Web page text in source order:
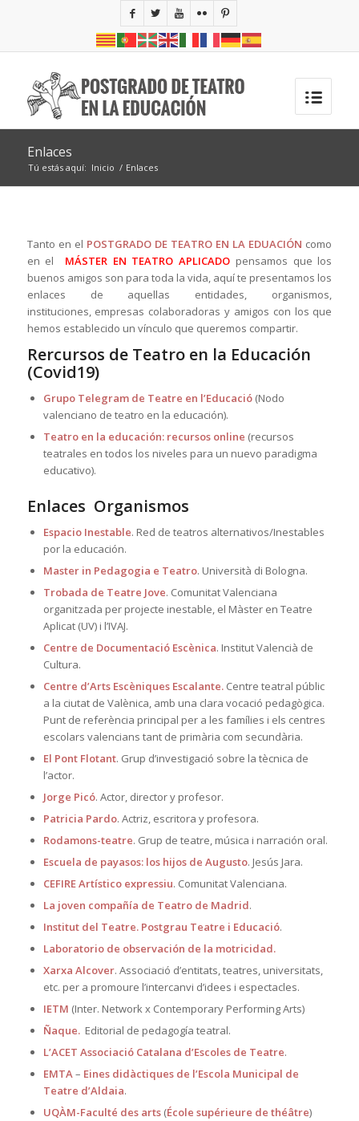
Enlaces
Tú estás aquí: Inicio / Enlaces
Tanto en el POSTGRADO DE TEATRO EN LA EDUACIÓN como
en el MÁSTER EN TEATRO APLICADO pensamos que los
buenos amigos son para toda la vida, aquí te presentamos los
enlaces de aquellas entidades, organismos,
instituciones, empresas colaboradoras y amigos con los que
hemos establecido un vínculo que queremos compartir.
Rercursos de Teatro en la Educación
(Covid19)
Grupo Telegram de Teatre en l’Educació(Nodo
valenciano de teatro en la educación).
Teatro en la educación: recursos online (recursos
teatrales en todos los niveles para un nuevo paradigma
educativo).
Enlaces Organismos
Espacio Inestable. Red de teatros alternativos/Inestables
por la educación.
Master in Pedagogia e Teatro. Università di Bologna.
Trobada de Teatre Jove. Comunitat Valenciana
organitzada per projecte inestable, el Màster en Teatre
Aplicat (UV) i l’IVAJ.
Centre de Documentació Escènica. Institut Valencià de
Cultura.
Centre d’Arts Escèniques Escalante. Centre teatral públic
a la ciutat de Valènica, amb una clara vocació pedagògica.
Punt de referència principal per a les famílies i els centres
escolars valencians tant de primària com secundària.
El Pont Flotant. Grup d’investigació sobre la tècnica de
l’actor.
Jorge Picó. Actor, director y profesor.
Patricia Pardo. Actriz, escritora y profesora.
Rodamons-teatre. Grup de teatre, música i narración oral.
Escuela de payasos: los hijos de Augusto. Jesús Jara.
CEFIRE Artístico expressiu. Comunitat Valenciana.
La joven compañía de Teatro de Madrid.
Institut del Teatre. Postgrau Teatre i Educació.
Laboratorio de observación de la motricidad.
Xarxa Alcover. Associació d’entitats, teatres, universitats,
etc. per a promoure l’intercanvi d’idees i espectacles.
IETM (Inter. Network x Contemporary Performing Arts)
Ñaque.Editorial de pedagogía teatral.
L’ACET Associació Catalana d’Escoles de Teatre.
EMTA– Eines didàctiques de l’Escola Municipal de
Teatre d’Aldaia.
UQÀM-Faculté des arts(École supérieure de théâtre)